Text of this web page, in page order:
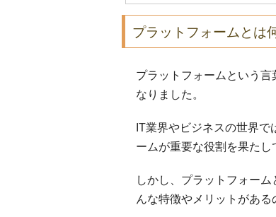
プラットフォームとは
プラットフォームという
なりました。
IT業界やビジネスの世界
ームが重要な役割を果たし
しかし、プラットフォー
んな特徴やメリットがある